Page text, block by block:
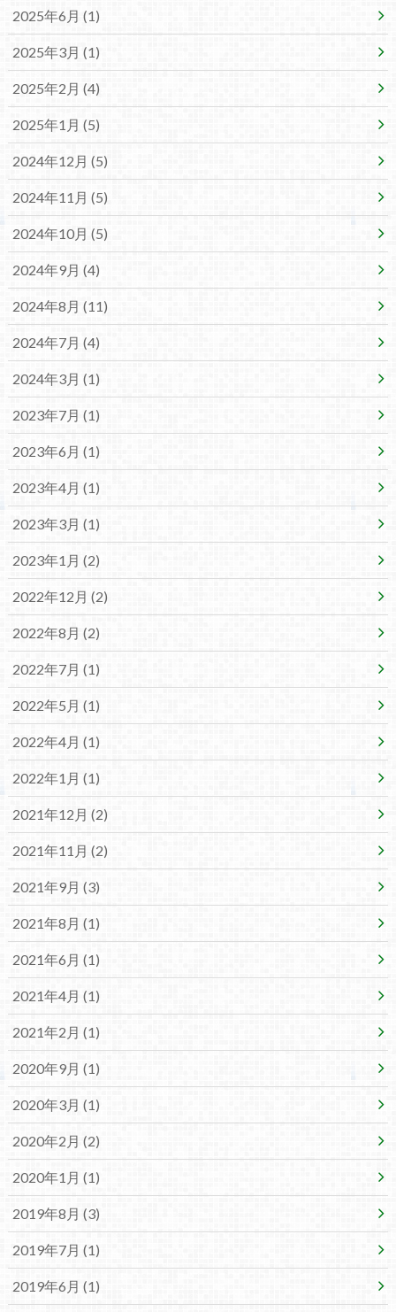
2025年6月 (1)
2025年3月 (1)
2025年2月 (4)
2025年1月 (5)
2024年12月 (5)
2024年11月 (5)
2024年10月 (5)
2024年9月 (4)
2024年8月 (11)
2024年7月 (4)
2024年3月 (1)
2023年7月 (1)
2023年6月 (1)
2023年4月 (1)
2023年3月 (1)
2023年1月 (2)
2022年12月 (2)
2022年8月 (2)
2022年7月 (1)
2022年5月 (1)
2022年4月 (1)
2022年1月 (1)
2021年12月 (2)
2021年11月 (2)
2021年9月 (3)
2021年8月 (1)
2021年6月 (1)
2021年4月 (1)
2021年2月 (1)
2020年9月 (1)
2020年3月 (1)
2020年2月 (2)
2020年1月 (1)
2019年8月 (3)
2019年7月 (1)
2019年6月 (1)